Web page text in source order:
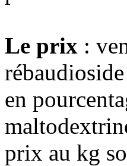
Le prix :
en
prix au kg